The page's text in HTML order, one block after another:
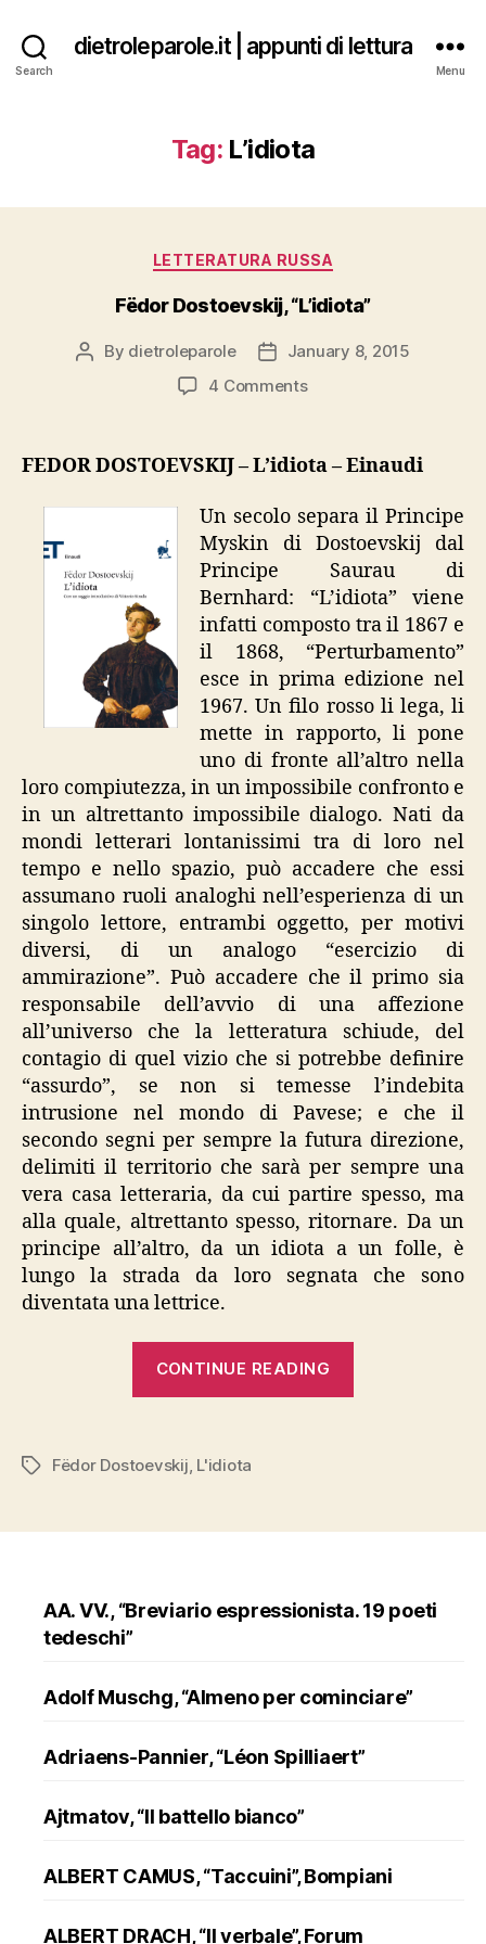
Search
dietroleparole.it | appunti di lettura
Menu
Tag: L’idiota
Categories
LETTERATURA RUSSA
Fëdor Dostoevskij, “L’idiota”
Post
By dietroleparole
PostJanuary 8, 2015
4 Commentson
“L’idiota”
FEDOR DOSTOEVSKIJ – L’idiota – Einaudi
Un secolo separa il Principe
Myskin di Dostoevskij dal
Principe Saurau di
Bernhard: “L’idiota” viene
infatti composto tra il 1867 e
il 1868, “Perturbamento”
esce in prima edizione nel
1967. Un filo rosso li lega, li
mette in rapporto, li pone
uno di fronte all’altro nella
loro compiutezza, in un impossibile confronto e
in un altrettanto impossibile dialogo. Nati da
mondi letterari lontanissimi tra di loro nel
tempo e nello spazio, può accadere che essi
assumano ruoli analoghi nell’esperienza di un
singolo lettore, entrambi oggetto, per motivi
diversi, di un analogo “esercizio di
ammirazione”. Può accadere che il primo sia
responsabile dell’avvio di una affezione
all’universo che la letteratura schiude, del
contagio di quel vizio che si potrebbe definire
“assurdo”, se non si temesse l’indebita
intrusione nel mondo di Pavese; e che il
secondo segni per sempre la futura direzione,
delimiti il territorio che sarà per sempre una
vera casa letteraria, da cui partire spesso, ma
alla quale, altrettanto spesso, ritornare. Da un
principe all’altro, da un idiota a un folle, è
lungo la strada da loro segnata che sono
diventata una lettrice.
CONTINUE READING
TagsFëdor Dostoevskij, L'idiota
AA. VV., “Breviario espressionista. 19 poeti
tedeschi”
Adolf Muschg, “Almeno per cominciare”
Adriaens-Pannier, “Léon Spilliaert”
Ajtmatov, “Il battello bianco”
ALBERT CAMUS, “Taccuini”, Bompiani
ALBERT DRACH, “Il verbale”, Forum